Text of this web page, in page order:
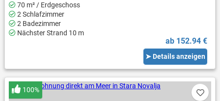
70 m² / Erdgeschoss
2 Schlafzimmer
2 Badezimmer
Nächster Strand 10 m
ab 152.94 €
➤ Details anzeigen
100%